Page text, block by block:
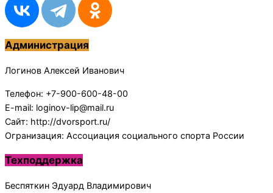
Администрация
Логинов Алексей Иванович
Телефон: +7-900-600-48-00
E-mail: loginov-lip@mail.ru
Сайт: http://dvorsport.ru/
Огранизация: Ассоциация социального спорта России
Техподдержка
Беспяткин Эдуард Владимирович